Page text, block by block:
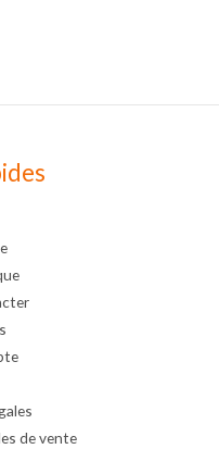
de vente